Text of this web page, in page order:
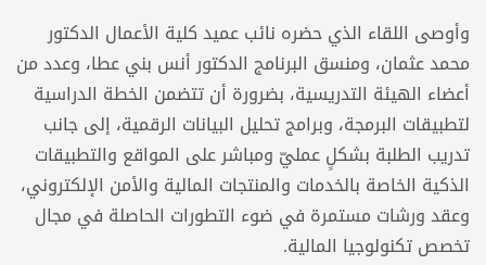
وأوصى اللقاء الذي حضره نائب عميد كلية الأعمال الدكتور
محمد عثمان، ومنسق البرنامج الدكتور أنس بني عطا، وعدد من
أعضاء الهيئة التدريسية، بضرورة أن تتضمن الخطة الدراسية
لتطبيقات البرمجة، وبرامج تحليل البيانات الرقمية، إلى جانب
تدريب الطلبة بشكلٍ عمليّ ومباشر على المواقع والتطبيقات
الذكية الخاصة بالخدمات والمنتجات المالية والأمن الإلكتروني،
وعقد ورشات مستمرة في ضوء التطورات الحاصلة في مجال
تخصص تكنولوجيا المالية.